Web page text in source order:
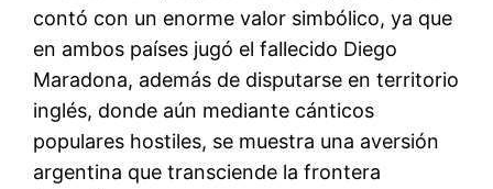
contó con un enorme valor simbólico, ya que
en ambos países jugó el fallecido Diego
Maradona, además de disputarse en territorio
inglés, donde aún mediante cánticos
populares hostiles, se muestra una aversión
argentina que transciende la frontera